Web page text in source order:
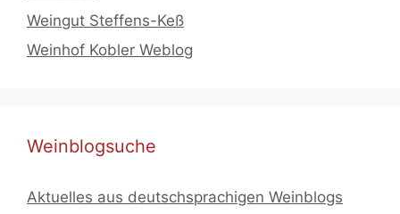
Weingut Steffens-Keß
Weinhof Kobler Weblog
Weinblogsuche
Aktuelles aus deutschsprachigen Weinblogs